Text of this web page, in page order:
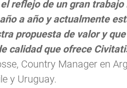
el reflejo de un gran
a año y actualmente
propuesta de valor y
calidad que ofrece
Country Manager en
y Uruguay.